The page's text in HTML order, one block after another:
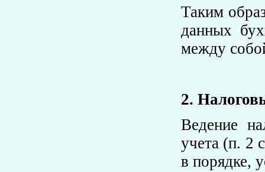
Таким
данных
между
2.
Ведение
учета (п. 2
в порядке,